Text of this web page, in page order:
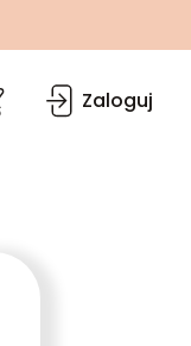
Zaloguj